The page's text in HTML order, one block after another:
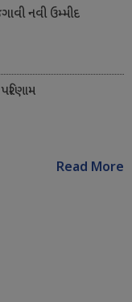
નવી ઉમ્મીદ
Read More